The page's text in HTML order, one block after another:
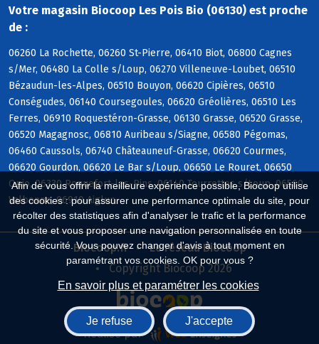
Afin de vous offrir la meilleure expérience possible, Biocoop utilise
des cookies : pour assurer une performance optimale du site, pour
récolter des statistiques afin d'analyser le trafic et la performance
du site et vous proposer une navigation personnalisée en toute
sécurité. Vous pouvez changer d'avis à tout moment en
paramétrant vos cookies. OK pour vous ?
En savoir plus et paramétrer les cookies
Je refuse J'accepte
Votre magasin Biocoop Les Pois Bio (06130) est proche
de :
06260 La Rochette, 06260 St-Pierre, 06410 Biot, 06800 Cagnes
s/Mer, 06480 La Colle s/Loup, 06270 Villeneuve-Loubet, 06510
Bézaudun-les-Alpes, 06510 Bouyon, 06620 Cipières, 06510
Conségudes, 06140 Coursegoules, 06620 Gréolières, 06510 Les
Ferres, 06910 Roquestéron-Grasse, 06130 Grasse, 06520 Grasse,
06520 Magagnosc, 06810 Auribeau s/Siagne, 06580 Pégomas,
06460 Caussols, 06740 Châteauneuf-Grasse, 06620 Courmes,
06620 Gourdon, 06620 Le Bar s/Loup, 06650 Le Rouret, 06650
Opio, 06330 Roquefort-les-Pins, 06140 Tourrettes s/Loup, 06560
Valbonne, 06910 Aiglun
Biocoop.fr
Le réseau Biocoop
Copyright Biocoop 2026
Réalisé par